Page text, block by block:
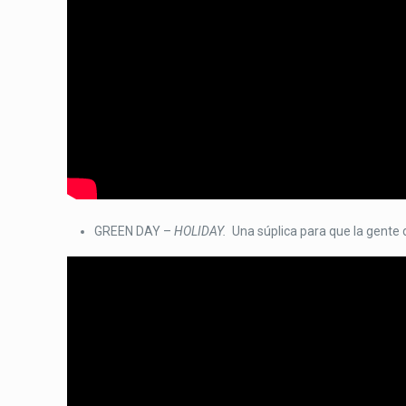
GREEN DAY –HOLIDAY.Una súplica para que la gente